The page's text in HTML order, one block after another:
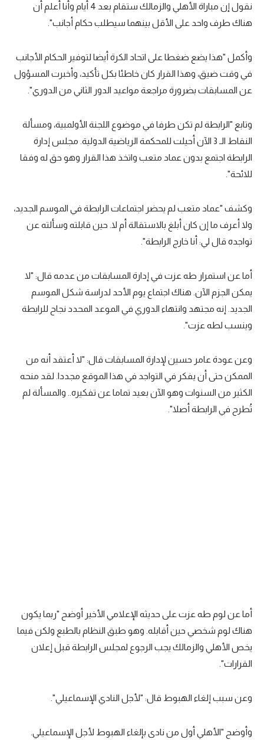
كويز في الجول
نقول إن مباراة الأهلي والزمالك ستقام بعد 4 أيام وأنا أعلم أن
هناك طرف واحد على الأقل بينهما سيطلب حكام أجانب".
وأكمل "هذا يضع ضغطا على اتحاد الكرة أيضا لتوفير الحكام الأجانب
في وقت ضيق، وهذا القرار كان خاطئا بكل تأكيد، وأخبرت المسؤول
عن المسابقات بضرورة مراجعة مواعيد الدور الثاني من الدوري".
وتابع "الرابطة لم تكن طرفا في موضوع اللجنة الأولمبية، ومسألة
النقاط الـ 3 الآن أحيلت للمحكمة الرياضية الدولية. مجلس إدارة
الرابطة اجتمع بدون عماد متعب واتخذ هذا القرار وهو حق له وفقا
للائحة".
وكشف "عماد متعب لم يحضر اجتماعات الرابطة في الموسم الجديد،
ولا أعرف ما إن كان أبلغ بالاستقالة أم لا. حين قابلته وسألته عن
تواجده قال لي: أنا خارج الرابطة".
أما عن استمرار طه عزت في إدارة المسابقات من عدمه قال: "لا
يمكن الجزم الآن. هناك اجتماع يوم الأحد لدراسة شكل الموسم
الجديد. إنه مجتهد وانتهاء الدوري في الموعد المحدد نجاح للرابطة
وينسب لطه عزت".
وعن عودة عامر حسين لإدارة المسابقات قال: "لا أعتقد أنه من
الممكن حتى أن يفكر في التواجد في هذا الموقع مجددا. لقد منحه
الكثير من السنوات وهو الآن بعيد تماما عن تفكيره.. والمسألة لم
تُطرح في الرابطة أصلا".
أما عن لوم طه عزت على حديثه الإعلامي الأخير أوضح "ربما يكون
هناك لوم شخصي حين أقابله. وهو طبق النظام بالطبع ولكن فيما
يخص الأهلي والزمالك يجب الرجوع لمجلس الرابطة قبل إعلان
القرارات".
وعن سبب إلغاء الهبوط قال: "لأجل النادي الإسماعيلي".
وأوضح "الأهلي أول من نادى بإلغاء الهبوط لأجل الإسماعيلي.